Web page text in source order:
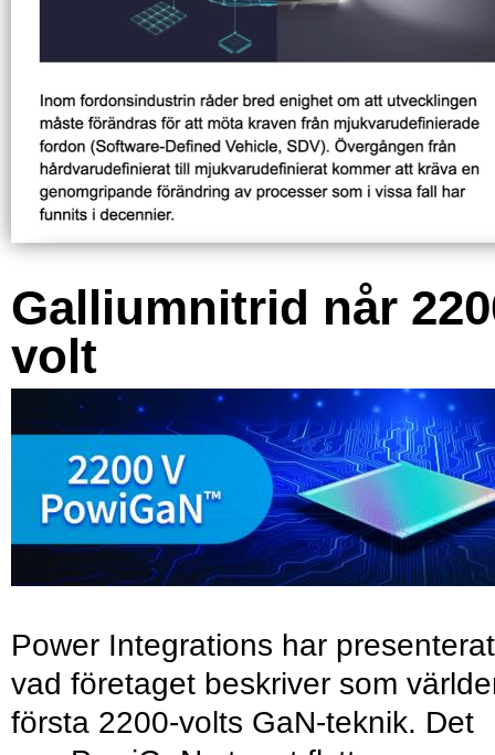
Galliumnitrid når
volt
Power Integrations har presenterat
vad företaget beskriver som
första 2200-volts GaN-teknik. Det